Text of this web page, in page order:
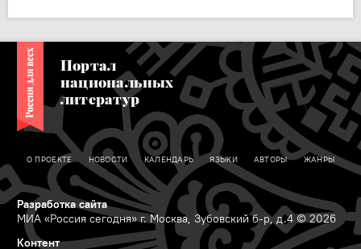
Портал
национальных
литератур
О ПРОЕКТЕ НОВОСТИ КАЛЕНДАРЬ ЯЗЫКИ АВТОРЫ ЖАНРЫ
Разработка сайта
МИА «Россия сегодня» г. Москва, Зубовский б-р, д.4 © 2026
Контент